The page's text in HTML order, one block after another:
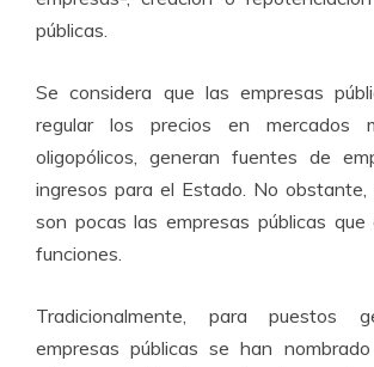
públicas.
Se considera que las empresas
regular los precios en mercados
oligopólicos, generan fuentes de
ingresos para el Estado. No obstante,
son pocas las empresas públicas que
funciones.
Tradicionalmente, para puestos
empresas públicas se han